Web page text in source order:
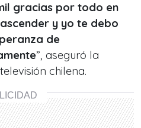
gracias por todo en
y yo te debo
de
”, aseguró la
chilena.